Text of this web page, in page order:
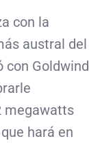
con la
austral del
con Goldwind
megawatts
hará en